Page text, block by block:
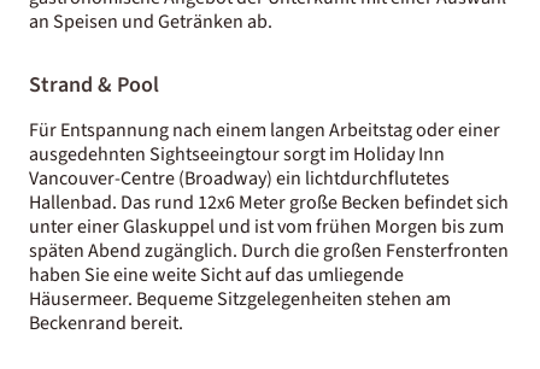
an Speisen und Getränken ab.
Strand & Pool
Für Entspannung nach einem langen Arbeitstag oder einer
ausgedehnten Sightseeingtour sorgt im Holiday Inn
Vancouver-Centre (Broadway) ein lichtdurchflutetes
Hallenbad. Das rund 12x6 Meter große Becken befindet sich
unter einer Glaskuppel und ist vom frühen Morgen bis zum
späten Abend zugänglich. Durch die großen Fensterfronten
haben Sie eine weite Sicht auf das umliegende
Häusermeer. Bequeme Sitzgelegenheiten stehen am
Beckenrand bereit.